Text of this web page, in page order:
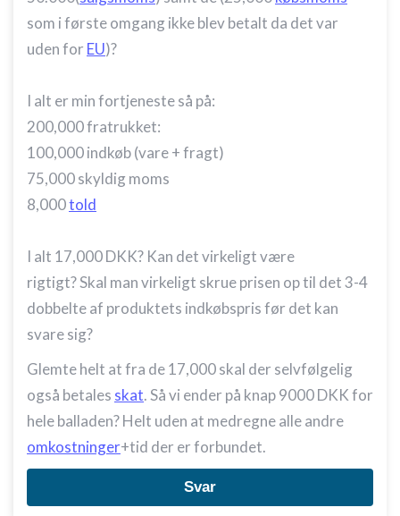
som i første omgang ikke blev betalt da det var
uden for EU)?
I alt er min fortjeneste så på:
200,000 fratrukket:
100,000 indkøb (vare + fragt)
75,000 skyldig moms
8,000told
I alt 17,000 DKK? Kan det virkeligt være
rigtigt? Skal man virkeligt skrue prisen op til det 3-4
dobbelte af produktets indkøbspris før det kan
svare sig?
Glemte helt at fra de 17,000 skal der selvfølgelig
også betales skat. Så vi ender på knap 9000 DKK for
hele balladen? Helt uden at medregne alle andre
omkostninger+tid der er forbundet.
Svar